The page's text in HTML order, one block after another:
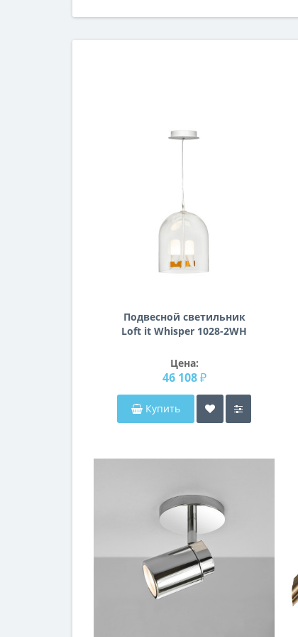
Подвесной светильник
Loft it Whisper 1028-2WH
Цена:
46 108 ₽
Купить